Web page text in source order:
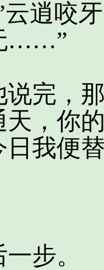
咬牙
……”
，那
，你
我便
步。